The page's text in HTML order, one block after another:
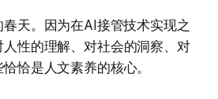
天。因为在AI接管技术实现之
性的理解、对社会的洞察、对
恰是人文素养的核心。